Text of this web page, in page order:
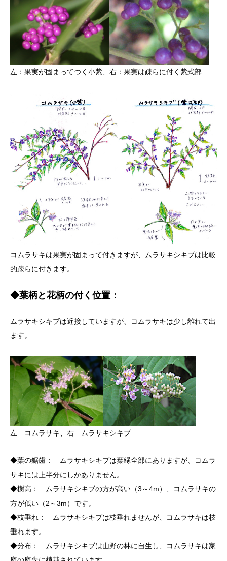
左：果実が固まってつく小紫、右：果実は疎らに付く紫式部
コムラサキは果実が固まって付きますが、ムラサキシキブは比較
的疎らに付きます。
◆葉柄と花柄の付く位置：
ムラサキシキブは近接していますが、コムラサキは少し離れて出
ます。
左 コムラサキ、右 ムラサキシキブ
◆葉の鋸歯： ムラサキシキブは葉縁全部にありますが、コムラ
サキには上半分にしかありません。
◆樹高： ムラサキシキブの方が高い（3～4m）、コムラサキの
方が低い（2～3m）です。
◆枝垂れ： ムラサキシキブは枝垂れませんが、コムラサキは枝
垂れます。
◆分布： ムラサキシキブは山野の林に自生し、コムラサキは家